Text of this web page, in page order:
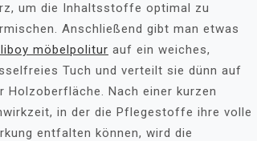
um die Inhaltsstoffe optimal zu
Anschließend gibt man etwas
möbelpolitur auf ein weiches,
Tuch und verteilt sie dünn auf
Holzoberfläche. Nach einer kurzen
in der die Pflegestoffe ihre volle
entfalten können, wird die